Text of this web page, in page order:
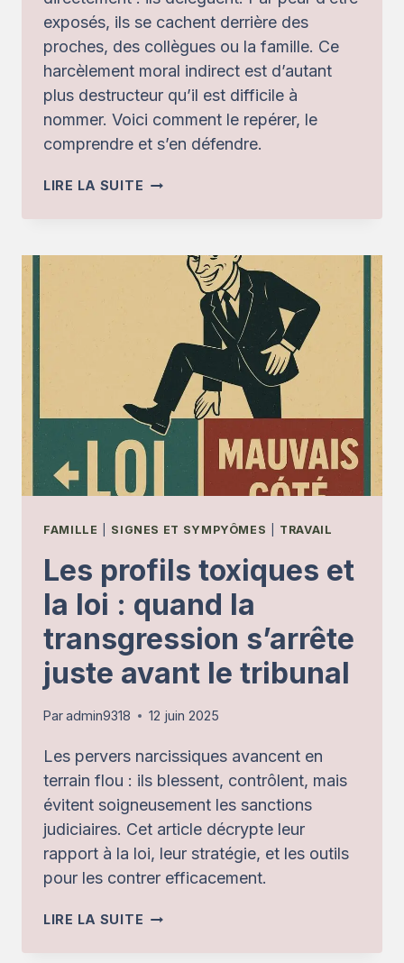
exposés, ils se cachent derrière des
proches, des collègues ou la famille. Ce
harcèlement moral indirect est d’autant
plus destructeur qu’il est difficile à
nommer. Voici comment le repérer, le
comprendre et s’en défendre.
LIRE LA SUITE HARCÈLEMENT
:
QUAND
MANIPULATEUR
FRAPPE
PAR
PROCURATION
VIA
PROCHES
SUBORDONNÉS
FAMILLE SIGNES ET SYMPYÔMES TRAVAIL
Les profils toxiques et
la loi : quand la
transgression s’arrête
juste avant le tribunal
Paradmin9318 12 juin 2025
Les pervers narcissiques avancent en
terrain flou : ils blessent, contrôlent, mais
évitent soigneusement les sanctions
judiciaires. Cet article décrypte leur
rapport à la loi, leur stratégie, et les outils
pour les contrer efficacement.
LIRE LA SUITE LES